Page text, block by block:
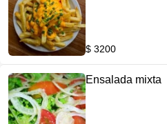
$ 3200
Ensalada mixta